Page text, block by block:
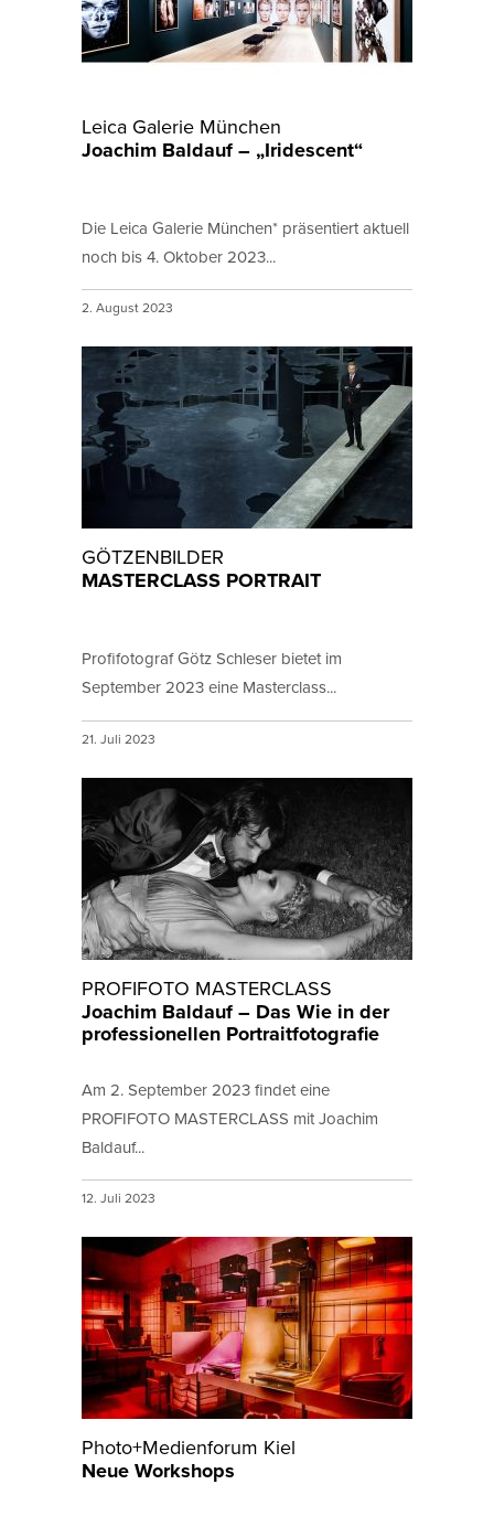
Leica Galerie München
Joachim Baldauf – „Iridescent“
Die Leica Galerie München* präsentiert aktuell
noch bis 4. Oktober 2023...
2. August 2023
GÖTZENBILDER
MASTERCLASS PORTRAIT
Profifotograf Götz Schleser bietet im
September 2023 eine Masterclass...
21. Juli 2023
PROFIFOTO MASTERCLASS
Joachim Baldauf – Das Wie in der
professionellen Portraitfotografie
Am 2. September 2023 findet eine
PROFIFOTO MASTERCLASS mit Joachim
Baldauf...
12. Juli 2023
Photo+Medienforum Kiel
Neue Workshops